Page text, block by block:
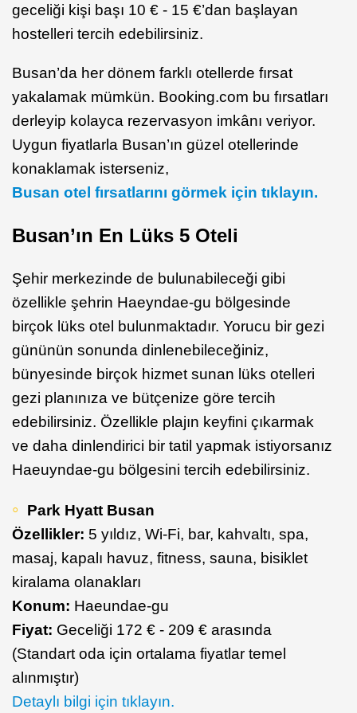
geceliği kişi başı 10 € - 15 €’dan başlayan
hostelleri tercih edebilirsiniz.
Busan’da her dönem farklı otellerde fırsat
yakalamak mümkün. Booking.com bu fırsatları
derleyip kolayca rezervasyon imkânı veriyor.
Uygun fiyatlarla Busan’ın güzel otellerinde
konaklamak isterseniz,
Busan otel fırsatlarını görmek için tıklayın.
Busan’ın En Lüks 5 Oteli
Şehir merkezinde de bulunabileceği gibi
özellikle şehrin Haeyndae-gu bölgesinde
birçok lüks otel bulunmaktadır. Yorucu bir gezi
gününün sonunda dinlenebileceğiniz,
bünyesinde birçok hizmet sunan lüks otelleri
gezi planınıza ve bütçenize göre tercih
edebilirsiniz. Özellikle plajın keyfini çıkarmak
ve daha dinlendirici bir tatil yapmak istiyorsanız
Haeuyndae-gu bölgesini tercih edebilirsiniz.
Park Hyatt Busan
Özellikler: 5 yıldız, Wi-Fi, bar, kahvaltı, spa,
masaj, kapalı havuz, fitness, sauna, bisiklet
kiralama olanakları
Konum: Haeundae-gu
Fiyat: Geceliği 172 € - 209 € arasında
(Standart oda için ortalama fiyatlar temel
alınmıştır)
Detaylı bilgi için tıklayın.